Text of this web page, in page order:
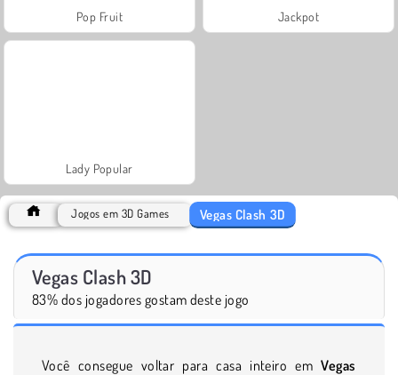
Pop Fruit Jackpot
Lady Popular
Jogos em 3D Games Vegas Clash 3D
Vegas Clash 3D
83% dos jogadores gostam deste jogo
Você consegue voltar para casa inteiro emVegas